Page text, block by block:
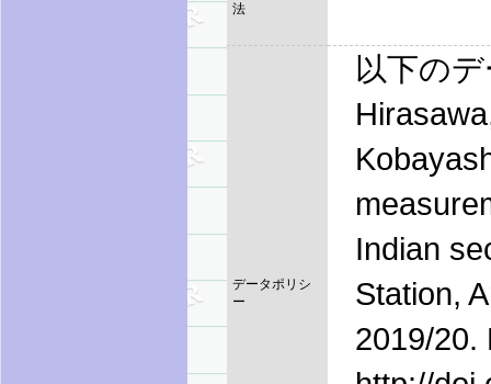
法
データポリシ
ー
以下の
Indian
Station,
2019/20.